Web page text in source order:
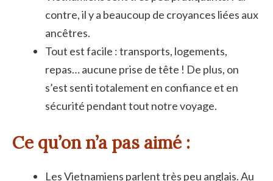
contre, il y a beaucoup de croyances liées aux
ancêtres.
Tout est facile : transports, logements,
repas… aucune prise de tête ! De plus, on
s’est senti totalement en confiance et en
sécurité pendant tout notre voyage.
Ce qu’on n’a pas aimé:
Les Vietnamiens parlent très peu anglais. Au